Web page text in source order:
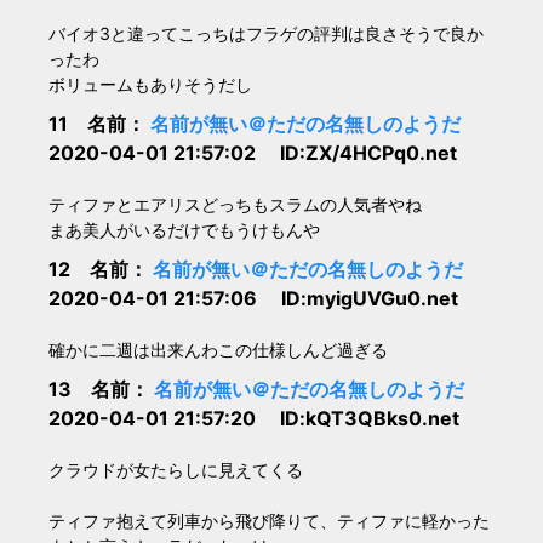
バイオ3と違ってこっちはフラゲの評判は良さそうで良か
ったわ
ボリュームもありそうだし
11 名前： 名前が無い＠ただの名無しのようだ
2020-04-01 21:57:02 ID:ZX/4HCPq0.net
ティファとエアリスどっちもスラムの人気者やね
まあ美人がいるだけでもうけもんや
12 名前： 名前が無い＠ただの名無しのようだ
2020-04-01 21:57:06 ID:myigUVGu0.net
確かに二週は出来んわこの仕様しんど過ぎる
13 名前： 名前が無い＠ただの名無しのようだ
2020-04-01 21:57:20 ID:kQT3QBks0.net
クラウドが女たらしに見えてくる
ティファ抱えて列車から飛び降りて、ティファに軽かった